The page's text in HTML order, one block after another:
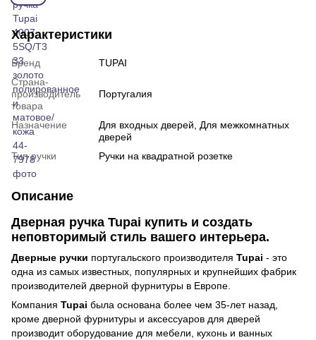
Характеристики
Бренд
TUPAI
Страна-
производитель
товара
Португалия
Назначение
Для входных дверей, Для межкомнатных
дверей
Тип ручки
Ручки на квадратной розетке
Описание
Дверная ручка Tupai купить и создать
неповторимый стиль вашего интерьера.
Дверные ручки португальского производителя Tupai - это
одна из самых известных, популярных и крупнейших фабрик
производителей дверной фурнитуры в Европе.
Компания Tupai была основана более чем 35-лет назад,
кроме дверной фурнитуры и аксессуаров для дверей
производит оборудование для мебели, кухонь и ванных